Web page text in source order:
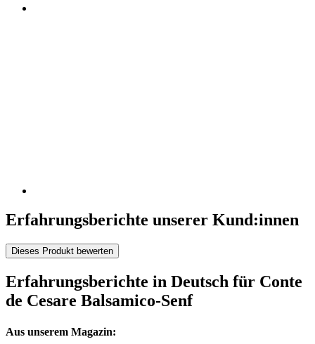
Erfahrungsberichte unserer Kund:innen
Dieses Produkt bewerten
Erfahrungsberichte in Deutsch für Conte
de Cesare Balsamico-Senf
Aus unserem Magazin: